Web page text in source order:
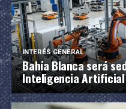
INTERÉS GENERAL
Bahía Blanca será
Inteligencia Artificial